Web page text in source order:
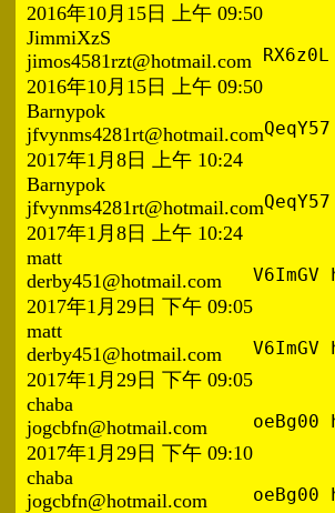
2016年10月15日 上午 09:50
JimmiXzS
jimos4581rzt@hotmail.com
2016年10月15日 上午 09:50
Barnypok
jfvynms4281rt@hotmail.com
2017年1月8日 上午 10:24
Barnypok
jfvynms4281rt@hotmail.com
2017年1月8日 上午 10:24
matt
derby451@hotmail.com
2017年1月29日 下午 09:05
V6ImGV
matt
derby451@hotmail.com
2017年1月29日 下午 09:05
V6ImGV
chaba
jogcbfn@hotmail.com
2017年1月29日 下午 09:10
oeBg00
chaba
jogcbfn@hotmail.com
oeBg00